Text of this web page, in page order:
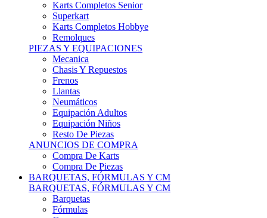
Karts Completos Hobbye
Remolques
PIEZAS Y EQUIPACIONES
Mecanica
Chasis Y Repuestos
Frenos
Llantas
Neumáticos
Equipación Adultos
Equipación Niños
Resto De Piezas
ANUNCIOS DE COMPRA
Compra De Karts
Compra De Piezas
BARQUETAS, FÓRMULAS Y CM
BARQUETAS, FÓRMULAS Y CM
Barquetas
Fórmulas
Cm
Prototipos